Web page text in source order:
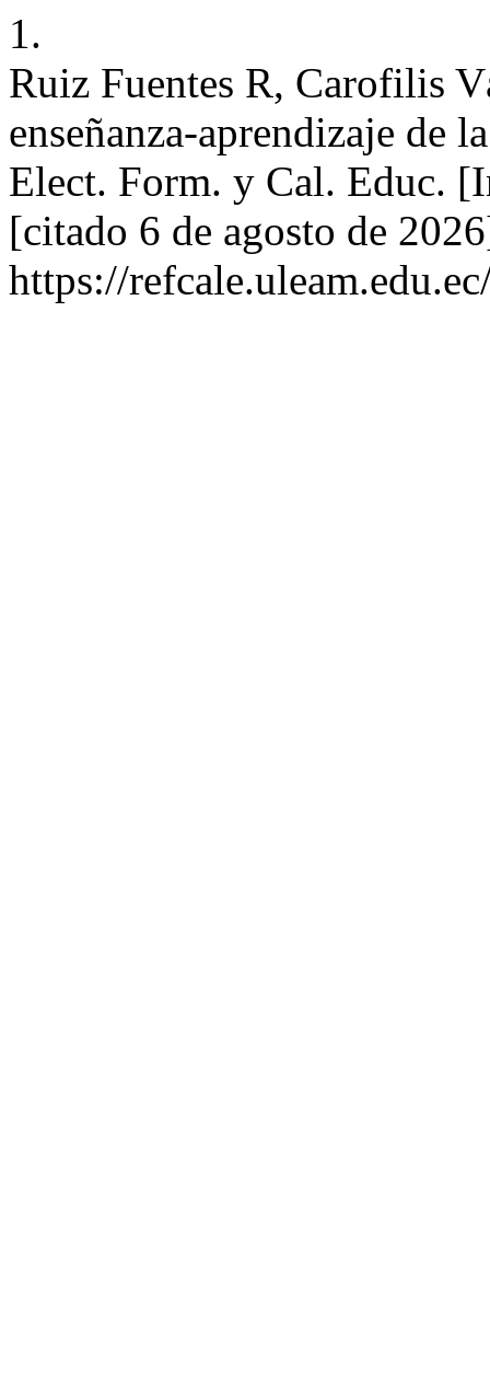
1.
Ruiz Fuentes R, Carofilis
enseñanza-aprendizaje de
Elect. Form. y Cal. Educ.
[citado 6 de agosto de
https://